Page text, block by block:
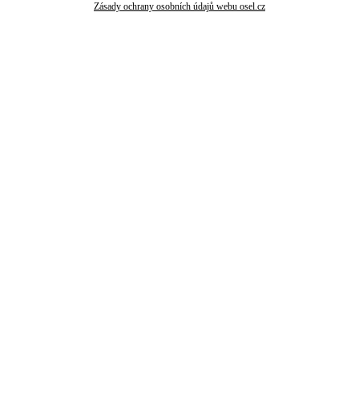
Zásady ochrany osobních údajů webu osel.cz